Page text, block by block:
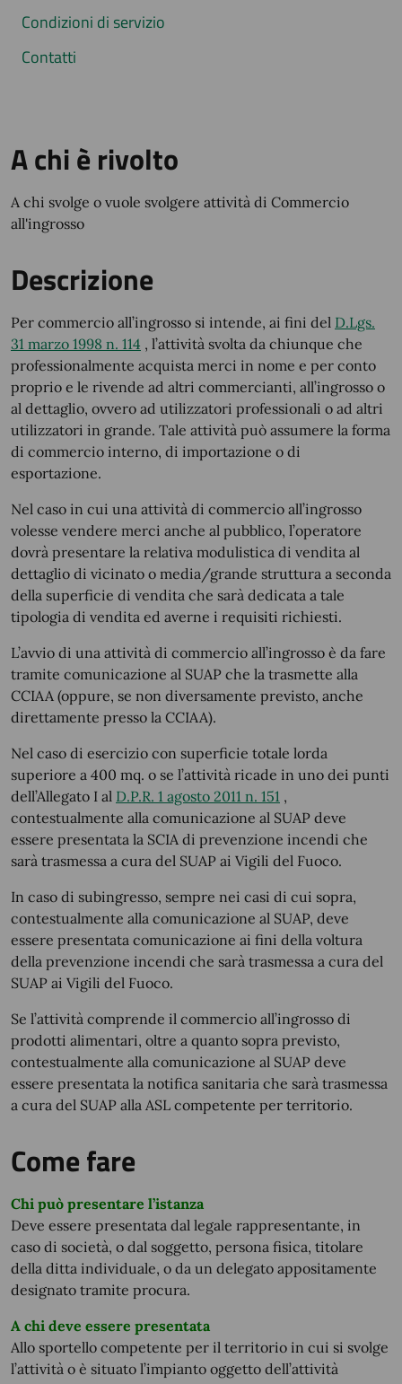
Condizioni di servizio
Contatti
A chi è rivolto
A chi svolge o vuole svolgere attività di Commercio
all'ingrosso
Descrizione
Per commercio all’ingrosso si intende, ai fini del D.Lgs.
31 marzo 1998 n. 114 , l’attività svolta da chiunque che
professionalmente acquista merci in nome e per conto
proprio e le rivende ad altri commercianti, all’ingrosso o
al dettaglio, ovvero ad utilizzatori professionali o ad altri
utilizzatori in grande. Tale attività può assumere la forma
di commercio interno, di importazione o di
esportazione.
Nel caso in cui una attività di commercio all’ingrosso
volesse vendere merci anche al pubblico, l’operatore
dovrà presentare la relativa modulistica di vendita al
dettaglio di vicinato o media/grande struttura a seconda
della superficie di vendita che sarà dedicata a tale
tipologia di vendita ed averne i requisiti richiesti.
L’avvio di una attività di commercio all’ingrosso è da fare
tramite comunicazione al SUAP che la trasmette alla
CCIAA (oppure, se non diversamente previsto, anche
direttamente presso la CCIAA).
Nel caso di esercizio con superficie totale lorda
superiore a 400 mq. o se l’attività ricade in uno dei punti
dell’Allegato I al D.P.R. 1 agosto 2011 n. 151 ,
contestualmente alla comunicazione al SUAP deve
essere presentata la SCIA di prevenzione incendi che
sarà trasmessa a cura del SUAP ai Vigili del Fuoco.
In caso di subingresso, sempre nei casi di cui sopra,
contestualmente alla comunicazione al SUAP, deve
essere presentata comunicazione ai fini della voltura
della prevenzione incendi che sarà trasmessa a cura del
SUAP ai Vigili del Fuoco.
Se l’attività comprende il commercio all’ingrosso di
prodotti alimentari, oltre a quanto sopra previsto,
contestualmente alla comunicazione al SUAP deve
essere presentata la notifica sanitaria che sarà trasmessa
a cura del SUAP alla ASL competente per territorio.
Come fare
Chi può presentare l’istanza
Deve essere presentata dal legale rappresentante, in
caso di società, o dal soggetto, persona fisica, titolare
della ditta individuale, o da un delegato appositamente
designato tramite procura.
A chi deve essere presentata
Allo sportello competente per il territorio in cui si svolge
l’attività o è situato l’impianto oggetto dell’attività